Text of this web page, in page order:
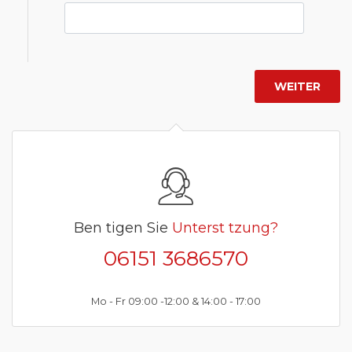
Ben tigen Sie Unterst tzung?
06151 3686570
Mo - Fr 09:00 -12:00 & 14:00 - 17:00